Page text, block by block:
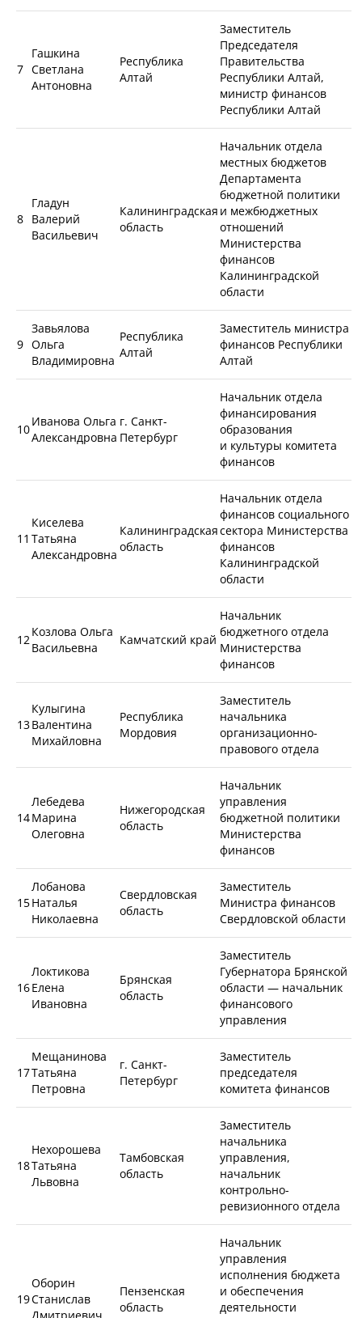
7
Гашкина
Светлана
Антоновна
Республика
Алтай
Заместитель
Председателя
Правительства
Республики Алтай,
министр финансов
Республики Алтай
8
Гладун
Валерий
Васильевич
Калининградская
область
Начальник отдела
местных бюджетов
Департамента
бюджетной политики
и межбюджетных
отношений
Министерства
финансов
Калининградской
области
9
Завьялова
Ольга
Владимировна
Республика
Алтай
Заместитель министра
финансов Республики
Алтай
10
Иванова Ольга
Александровна
г. Санкт-
Петербург
Начальник отдела
финансирования
образования
и культуры комитета
финансов
11
Киселева
Татьяна
Александровна
Калининградская
область
Начальник отдела
финансов социального
сектора Министерства
финансов
Калининградской
области
12
Козлова Ольга
Васильевна
Камчатский край
Начальник
бюджетного отдела
Министерства
финансов
13
Кулыгина
Валентина
Михайловна
Республика
Мордовия
Заместитель
начальника
организационно-
правового отдела
14
Лебедева
Марина
Олеговна
Нижегородская
область
Начальник
управления
бюджетной политики
Министерства
финансов
15
Лобанова
Наталья
Николаевна
Свердловская
область
Заместитель
Министра финансов
Свердловской области
16
Локтикова
Елена
Ивановна
Брянская
область
Заместитель
Губернатора Брянской
области — начальник
финансового
управления
17
Мещанинова
Татьяна
Петровна
г. Санкт-
Петербург
Заместитель
председателя
комитета финансов
18
Нехорошева
Татьяна
Львовна
Тамбовская
область
Заместитель
начальника
управления,
начальник
контрольно-
ревизионного отдела
19
Оборин
Станислав
Пензенская
область
Начальник
управления
исполнения бюджета
и обеспечения
деятельности